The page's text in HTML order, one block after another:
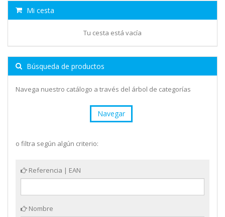
Mi cesta
Tu cesta está vacía
Búsqueda de productos
Navega nuestro catálogo a través del árbol de categorías
Navegar
o filtra según algún criterio:
Referencia | EAN
Nombre